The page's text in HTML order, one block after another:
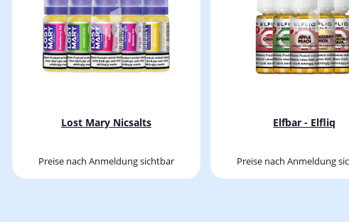
Lost Mary Nicsalts
Preise nach Anmeldung sichtbar
Elfbar - Elfliq
Preise nach Anmeldung